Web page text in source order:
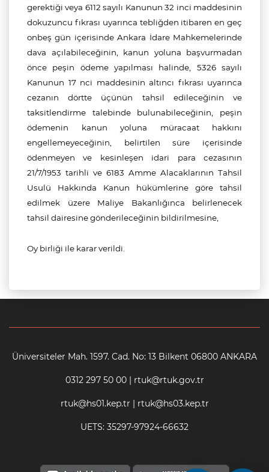
gerektiği veya 6112 sayılı Kanunun 32 inci maddesinin
dokuzuncu fıkrası uyarınca tebliğden itibaren en geç
onbeş gün içerisinde Ankara İdare Mahkemelerinde
dava açılabileceğinin, kanun yoluna başvurmadan
önce peşin ödeme yapılması halinde, 5326 sayılı
Kanunun 17 nci maddesinin altıncı fıkrası uyarınca
cezanın dörtte üçünün tahsil edileceğinin ve
taksitlendirme talebinde bulunabileceğinin, peşin
ödemenin kanun yoluna müracaat hakkını
engellemeyeceğinin, belirtilen süre içerisinde
ödenmeyen ve kesinleşen idari para cezasının
21/7/1953 tarihli ve 6183 Amme Alacaklarının Tahsil
Usulü Hakkında Kanun hükümlerine göre tahsil
edilmek üzere Maliye Bakanlığınca belirlenecek
tahsil dairesine gönderileceğinin bildirilmesine,
Oy birliği ile karar verildi.
Üniversiteler Mah. 1597. Cad. No: 13 Bilkent 06800 ANKARA
0312 297 50 00 | rtuk@rtuk.gov.tr
rtuk@hs01.kep.tr | rtuk@hs03.kep.tr
UETS: 35297-97924-66632